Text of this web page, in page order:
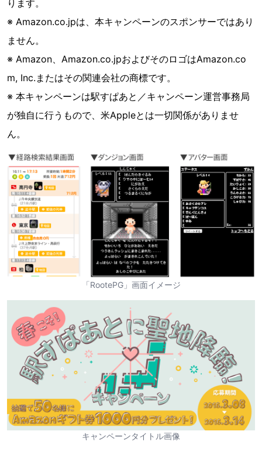
ります。
※ Amazon.co.jpは、本キャンペーンのスポンサーではあり
ません。
※ Amazon、Amazon.co.jpおよびそのロゴはAmazon.co
m, Inc.またはその関連会社の商標です。
※ 本キャンペーンは駅すぱあと／キャンペーン運営事務局
が独自に行うもので、米Appleとは一切関係がありませ
ん。
「RootePG」画面イメージ
キャンペーンタイトル画像